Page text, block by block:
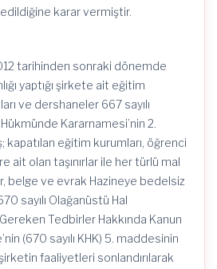
edildiğine karar vermiştir.
tarihinden sonraki dönemde
yaptığı şirkete ait eğitim
ve dershaneler 667 sayılı
Kararnamesi’nin 2.
kapatılan eğitim kurumları, öğrenci
ait olan taşınırlar ile her türlü mal
belge ve evrak Hazineye bedelsiz
sayılı Olağanüstü Hal
Gereken Tedbirler Hakkında Kanun
(670 sayılı KHK) 5. maddesinin
şirketin faaliyetleri sonlandırılarak